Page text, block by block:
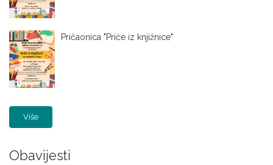
Pričaonica "Priče iz knjižnice"
Više
Obavijesti